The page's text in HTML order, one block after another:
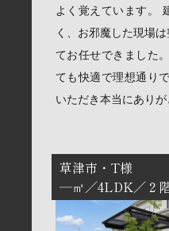
よく覚えています。
く、お邪魔した現場
てお任せできました
ても快適で理想通り
いただき本当にありが
草津市
T様
―㎡
4LDK ２